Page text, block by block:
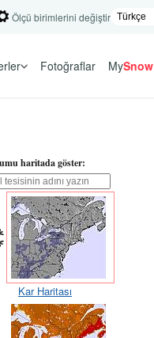
Ölçü birimlerini değiştir
Fotoğraflar MySnow
haritada göster:
Kar Haritası